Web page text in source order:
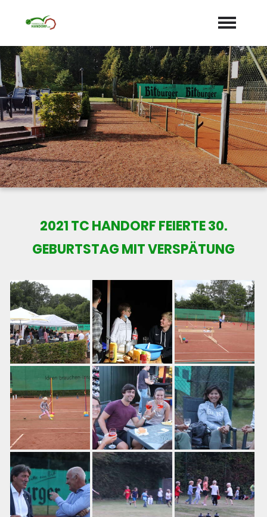
Startseite
Aktuelles
Termine
Unser Verein expand_more
Mannschaften
Training
Platzbuchung
2021 TC HANDORF FEIERTE 30.
GEBURTSTAG MIT VERSPÄTUNG